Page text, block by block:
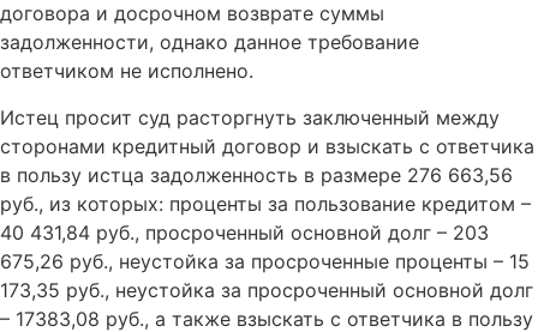
договора и досрочном возврате суммы
задолженности, однако данное требование
ответчиком не исполнено.
Истец просит суд расторгнуть заключенный между
сторонами кредитный договор и взыскать с ответчика
в пользу истца задолженность в размере 276 663,56
руб., из которых: проценты за пользование кредитом –
40 431,84 руб., просроченный основной долг – 203
675,26 руб., неустойка за просроченные проценты – 15
173,35 руб., неустойка за просроченный основной долг
– 17383,08 руб., а также взыскать с ответчика в пользу